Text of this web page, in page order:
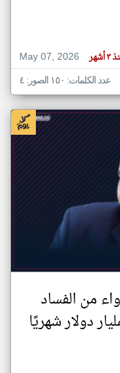
May 07, 2026
أشهر
عدد الكلمات: ١٥٠ الصور: ٤
من الفساد
دولار شهريًا